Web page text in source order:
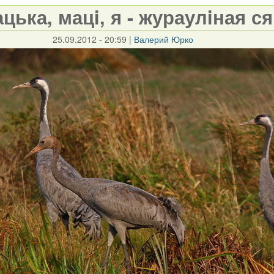
мацi, я - жураулiная
25.09.2012 - 20:59 | Валерий Юрко